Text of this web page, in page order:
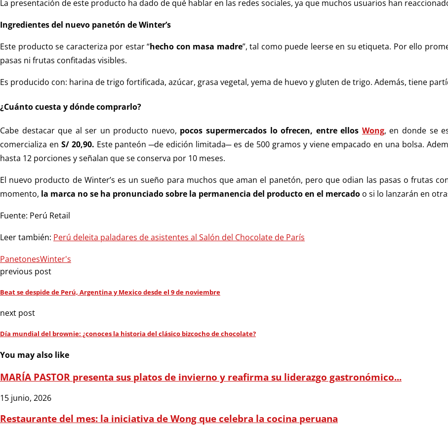
La presentación de este producto ha dado de qué hablar en las redes sociales, ya que muchos usuarios han
Ingredientes del nuevo panetón deWinter’s
Este producto se caracteriza por estar “hecho con masa madre”, tal como puede leerse en su etiqueta. Por ello
pasas ni frutas confitadas visibles.
Es producido con: harina de trigo fortificada, azúcar, grasa vegetal, yema de huevo y gluten de trigo. Además, tiene
¿Cuánto cuesta y dónde comprarlo?
Cabe destacar que al ser un producto nuevo, pocos supermercados lo ofrecen, entre ellos Wong, en donde se
comercializa en S/ 20,90. Este panteón ─de edición limitada─ es de 500 gramos y viene empacado en una bolsa.
hasta 12 porciones y señalan que se conserva por 10 meses.
El nuevo producto de Winter’s es un sueño para muchos que aman el panetón, pero que odian las pasas o frutas
momento, la marca no se ha pronunciado sobre la permanencia del producto en el mercado o si lo lanzarán en
Fuente: Perú Retail
Leer también: Perú deleita paladares de asistentes al Salón del Chocolate de París
PanetonesWinter's
previous post
Beat se despide de Perú, Argentina y Mexico desde el 9 de noviembre
next post
Día mundial del brownie: ¿conoces la historia del clásico bizcocho de chocolate?
You may also like
MARÍA PASTOR presenta sus platos de invierno y reafirma su liderazgo gastronómico...
15 junio, 2026
Restaurante del mes: la iniciativa de Wong que celebra la cocina peruana